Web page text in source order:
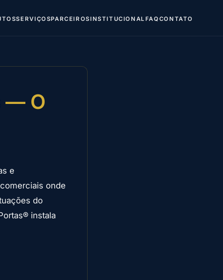
SERVIÇOSPARCEIROS INSTITUCIONAL FAQCONTATO
— O
e
onde
do
instala